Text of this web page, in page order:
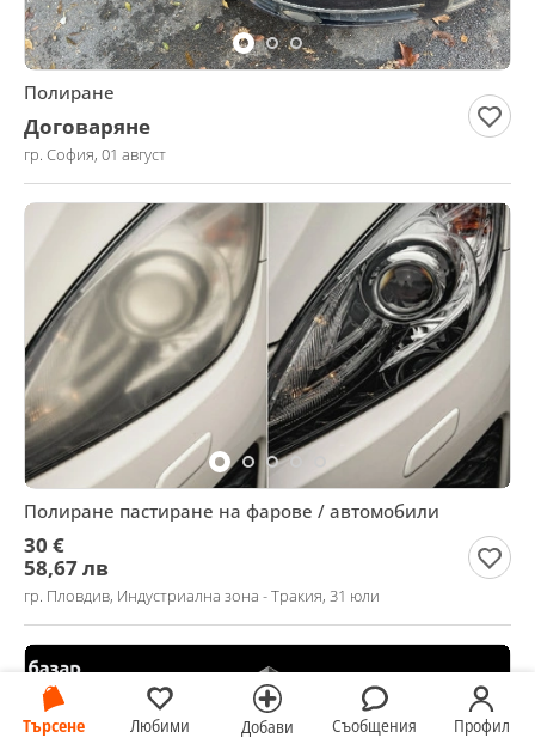
Търсене Любими Добави Съобщения Профил
Полиране
Договаряне
гр. София, 01 август
Полиране пастиране на фарове / автомобили
30 €
58,67 лв
гр. Пловдив, Индустриална зона - Тракия, 31 юли